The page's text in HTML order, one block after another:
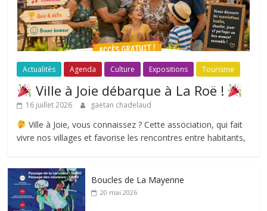
Actualités Agenda Culture Expositions Tourisme
Ville à Joie débarque à La Roë !
16 juillet 2026 gaetan chadelaud
Ville à Joie, vous connaissez ? Cette association, qui fait
vivre nos villages et favorise les rencontres entre habitants,
Boucles de La Mayenne
20 mai 2026